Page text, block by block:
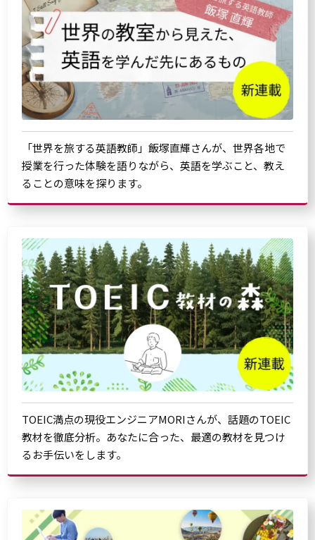
「世界を旅する英語教師」飯塚直輝さんが、世界各地で
授業を行った体験を語りながら、英語を学ぶこと、教え
ることの意味を探ります。
TOEIC満点の現役エンジニアMORIさんが、話題のTOEIC
教材を徹底分析。あなたに合った、最適の教材を見つけ
るお手伝いをします。